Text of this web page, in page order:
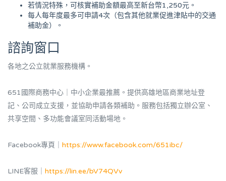
若情況特殊，可核實補助金額最高至新台幣1,250元。
每人每年度最多可申請4次（包含其他就業促進津貼中的交通
補助金）。
諮詢窗口
各地之公立就業服務機構。
651國際商務中心｜中小企業最推薦。提供高雄地區商業地址登
記、公司成立支援，並協助申請各類補助。服務包括獨立辦公室、
共享空間、多功能會議室同活動場地。
Facebook專頁｜ https://www.facebook.com/651ibc/
LINE客服｜ https://lin.ee/bV74QVv